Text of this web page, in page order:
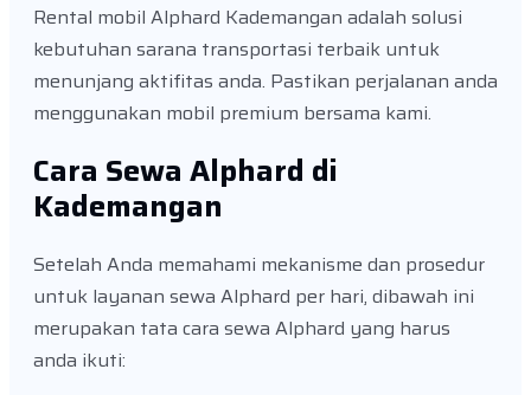
Rental mobil Alphard Kademangan adalah solusi
kebutuhan sarana transportasi terbaik untuk
menunjang aktifitas anda. Pastikan perjalanan anda
menggunakan mobil premium bersama kami.
Cara Sewa Alphard di
Kademangan
Setelah Anda memahami mekanisme dan prosedur
untuk layanan sewa Alphard per hari, dibawah ini
merupakan tata cara sewa Alphard yang harus
anda ikuti: